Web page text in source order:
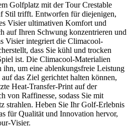
Golfplatz mit der Tour Crestable
Stil trifft. Entworfen für diejenigen,
Visier ultimativen Komfort und
auf Ihren Schwung konzentrieren und
Visier integriert die Climacool-
dass Sie kühl und trocken
ist. Die Climacool-Materialien
um eine ablenkungsfreie Leistung
das Ziel gerichtet halten können,
Heat-Transfer-Print auf der
von Raffinesse, sodass Sie mit
strahlen. Heben Sie Ihr Golf-Erlebnis
für Qualität und Innovation hervor,
Visier.